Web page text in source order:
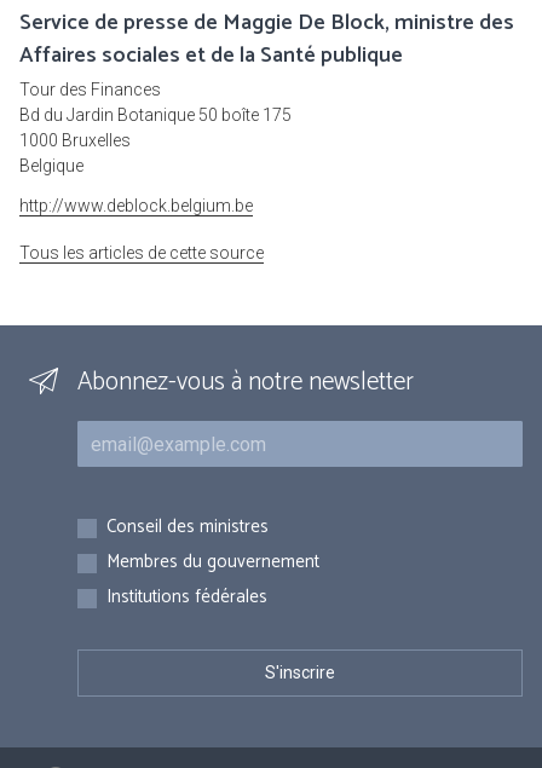
Service de presse de Maggie De Block, ministre des
Affaires sociales et de la Santé publique
Tour des Finances
Bd du Jardin Botanique 50 boîte 175
1000 Bruxelles
Belgique
http://www.deblock.belgium.be
Tous les articles de cette source
Abonnez-vous à notre newsletter
Courriel
Inscriptions
Conseil des ministres
Membres du gouvernement
Institutions fédérales